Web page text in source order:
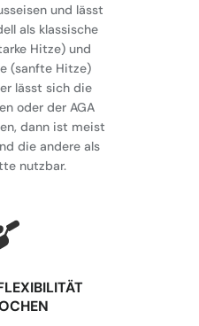
und lässt
als klassische
Hitze) und
(sanfte Hitze)
lässt sich die
oder der AGA
dann ist meist
die andere als
nutzbar.